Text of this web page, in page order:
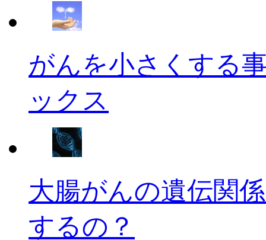
がんを小さくする
ックス
大腸がんの遺伝関
するの？